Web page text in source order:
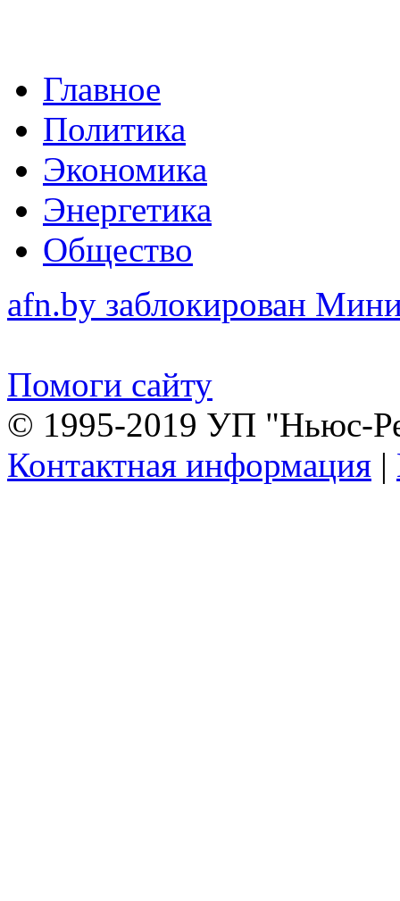
Главное
Политика
Экономика
Энергетика
Общество
afn.by заблокирован
Помоги сайту
© 1995-2019 УП "Ньюс-
Контактная информация |